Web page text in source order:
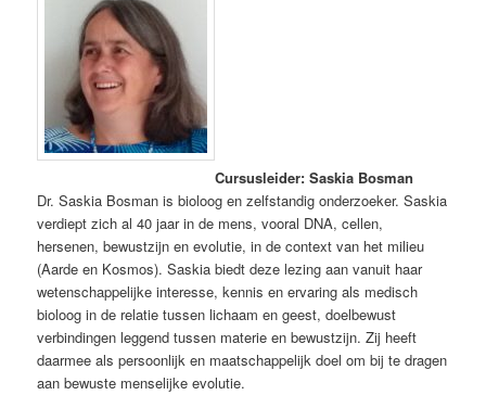
Cursusleider: Saskia Bosman
Dr. Saskia Bosman is bioloog en zelfstandig onderzoeker. Saskia
verdiept zich al 40 jaar in de mens, vooral DNA, cellen,
hersenen, bewustzijn en evolutie, in de context van het milieu
(Aarde en Kosmos). Saskia biedt deze lezing aan vanuit haar
wetenschappelijke interesse, kennis en ervaring als medisch
bioloog in de relatie tussen lichaam en geest, doelbewust
verbindingen leggend tussen materie en bewustzijn. Zij heeft
daarmee als persoonlijk en maatschappelijk doel om bij te dragen
aan bewuste menselijke evolutie.